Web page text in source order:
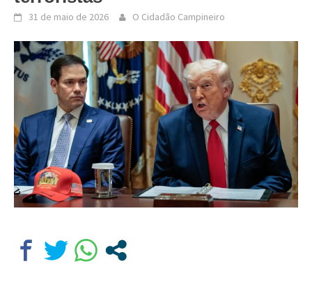
31 de maio de 2026 O Cidadão Campineiro